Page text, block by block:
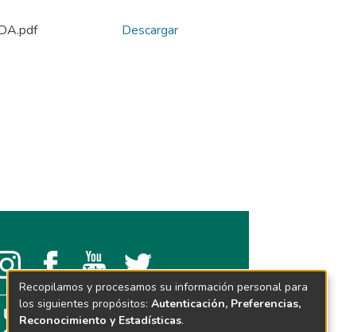
Descargar
Recopilamos y procesamos su información personal para
los siguientes propósitos: Autenticación, Preferencias,
Reconocimiento y Estadísticas.